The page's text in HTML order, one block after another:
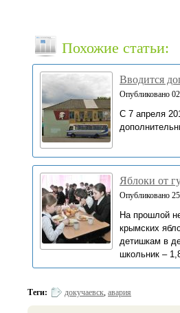
Похожие статьи:
Вводится
Опубликовано
С 7 апреля
Яблоки от
Опубликовано
На прошлой
крымских
детишкам в
школьник –
Теги: докучаевск, авария